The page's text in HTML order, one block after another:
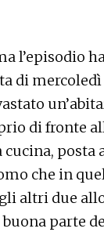
l’episodio
di
di fronte
cucina,
che in
altri due
parte